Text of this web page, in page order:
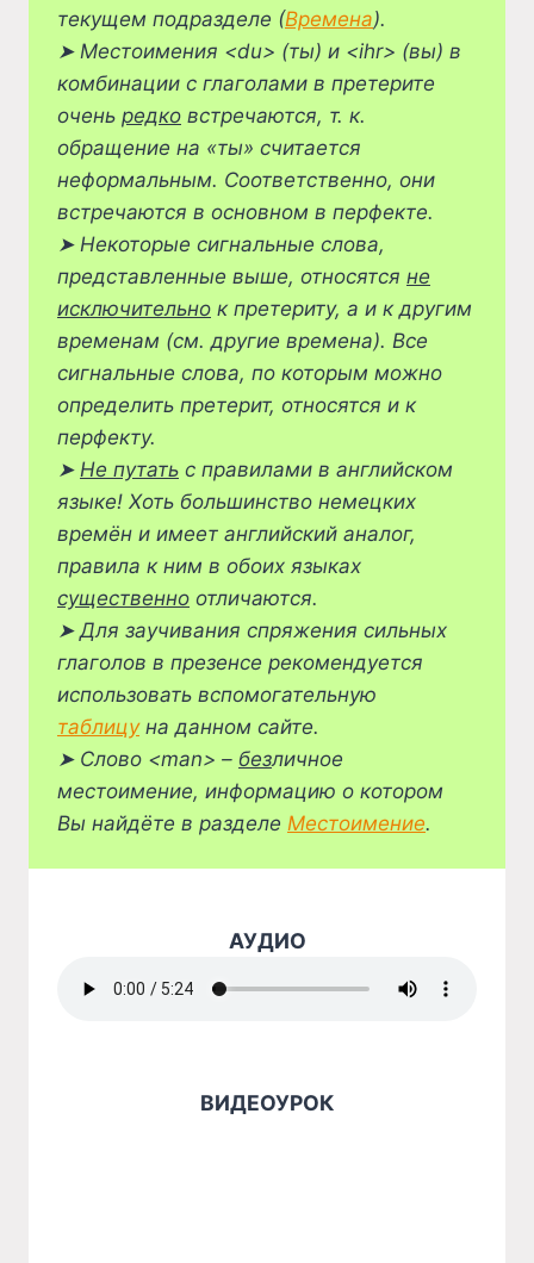
текущем подразделе (Времена).
➤Местоимения <du> (ты) и <ihr> (вы) в
комбинации с глаголами в претерите
очень редко встречаются, т. к.
обращение на «ты» считается
неформальным. Соответственно, они
встречаются в основном в перфекте.
➤Некоторые сигнальные слова,
представленные выше, относятся не
исключительно к претериту, а и к другим
временам (см. другие времена). Все
сигнальные слова, по которым можно
определить претерит, относятся и к
перфекту.
➤ Не путать с правилами в английском
языке! Хоть большинство немецких
времён и имеет английский аналог,
правила к ним в обоих языках
существенно отличаются.
➤Для заучивания спряжения сильных
глаголов в презенсе рекомендуется
использовать вспомогательную
таблицуна данном сайте.
➤Слово <man> – безличное
местоимение, информацию о котором
Вы найдёте в разделе Местоимение.
АУДИО
ВИДЕОУРОК